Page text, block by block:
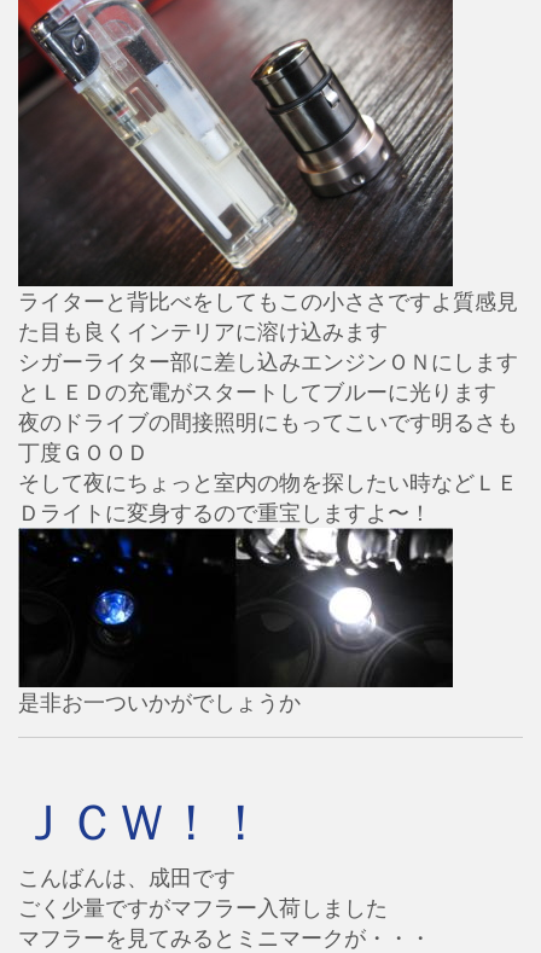
ライターと背比べをしてもこの小ささですよ質感見
た目も良くインテリアに溶け込みます
シガーライター部に差し込みエンジンＯＮにします
とＬＥＤの充電がスタートしてブルーに光ります
夜のドライブの間接照明にもってこいです明るさも
丁度ＧＯＯＤ
そして夜にちょっと室内の物を探したい時などＬＥ
Ｄライトに変身するので重宝しますよ〜！
是非お一ついかがでしょうか
ＪＣＷ！！
こんばんは、成田です
ごく少量ですがマフラー入荷しました
マフラーを見てみるとミニマークが・・・